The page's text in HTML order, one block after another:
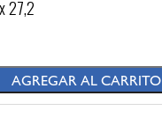
27,2
AGREGAR AL CARRITO